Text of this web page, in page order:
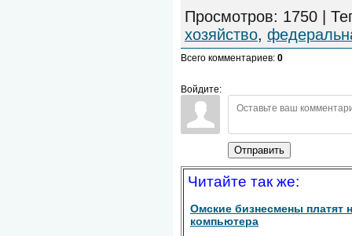
Просмотров: 1750 |
хозяйство,
Всего комментариев: 0
Войдите:
Отправить
Читайте так же:
Омские бизнесмены платят
компьютера